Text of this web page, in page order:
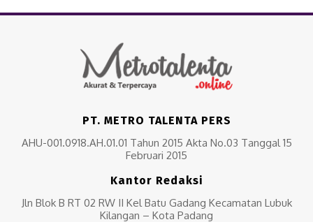
PT. METRO TALENTA PERS
AHU-001.0918.AH.01.01 Tahun 2015 Akta No.03 Tanggal 15
Februari 2015
Kantor Redaksi
Jln Blok B RT 02 RW II Kel Batu Gadang Kecamatan Lubuk
Kilangan – Kota Padang